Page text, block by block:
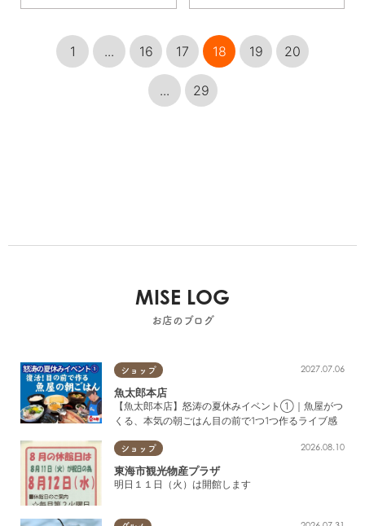
1 ... 16 17 18 19 20
... 29
MISE LOG
お店のブログ
ショップ 2027.07.06
魚太郎本店
【魚太郎本店】怒涛の夏休みイベント①｜魚屋がつ
くる、本気の朝ごはん目の前で1つ1つ作るライブ感
ショップ 2026.08.10
東海市観光物産プラザ
明日１１日（火）は開館します